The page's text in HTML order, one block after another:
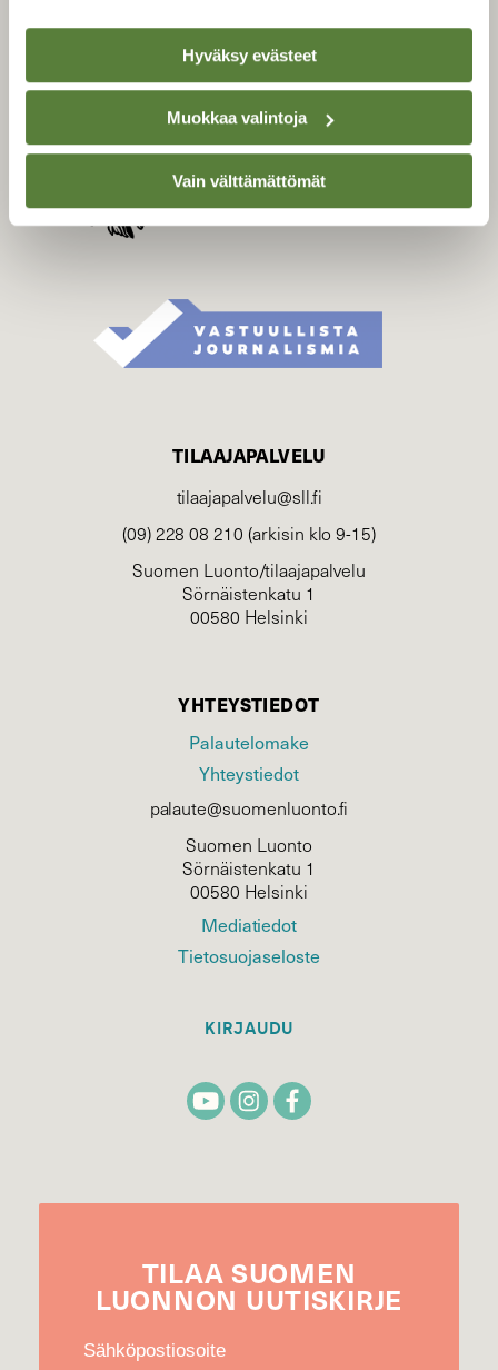
Hyväksy evästeet
Muokkaa valintoja
Vain välttämättömät
SUOMEN LUONNON­
Suomen Luonto -lehden
kustantaja onSuomen
luonnonsuojelu­liitto.
TILAAJAPALVELU
tilaajapalvelu@sll.fi
(09) 228 08 210 (arkisin klo 9-15)
Suomen Luonto/tilaajapalvelu
Sörnäistenkatu 1
00580 Helsinki
YHTEYSTIEDOT
Palautelomake
Yhteystiedot
palaute@suomenluonto.fi
Suomen Luonto
Sörnäistenkatu 1
00580 Helsinki
Mediatiedot
Tietosuojaseloste
KIRJAUDU
TILAA SUOMEN
LUONNON UUTIS­KIRJE
Sähköpostiosoite